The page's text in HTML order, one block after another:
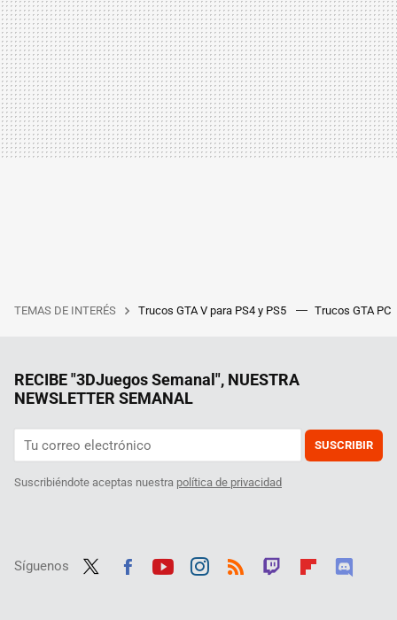
TEMAS DE INTERÉS Trucos GTA V para PS4 y PS5 Trucos GTA PC
RECIBE "3DJuegos Semanal", NUESTRA
NEWSLETTER SEMANAL
SUSCRIBIR
Suscribiéndote aceptas nuestra política de privacidad
Síguenos